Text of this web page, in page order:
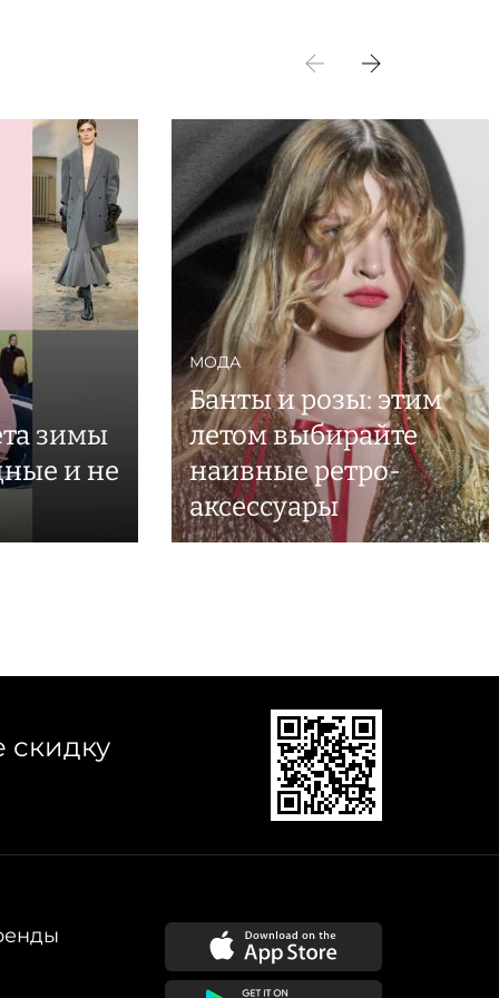
зимы
и не
МОДА
Банты и розы: этим
летом выбирайте
наивные ретро-
аксессуары
скидку